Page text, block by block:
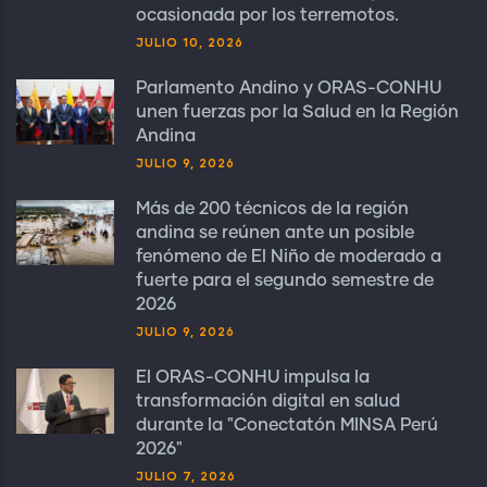
ocasionada por los terremotos.
JULIO 10, 2026
Parlamento Andino y ORAS-CONHU
unen fuerzas por la Salud en la Región
Andina
JULIO 9, 2026
Más de 200 técnicos de la región
andina se reúnen ante un posible
fenómeno de El Niño de moderado a
fuerte para el segundo semestre de
2026
JULIO 9, 2026
El ORAS-CONHU impulsa la
transformación digital en salud
durante la "Conectatón MINSA Perú
2026"
JULIO 7, 2026